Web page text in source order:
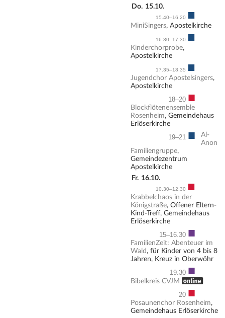
Do. 15.10.
15.40–16.20 ■
MiniSingers, Apostelkirche
16.30–17.30 ■
Kinderchorprobe,
Apostelkirche
17.35–18.35 ■
Jugendchor Apostelsingers,
Apostelkirche
18–20 ■
Blockflötenensemble
Rosenheim, Gemeindehaus
Erlöserkirche
19–21 ■
Al-
Anon
Familiengruppe,
Gemeindezentrum
Apostelkirche
Fr. 16.10.
10.30–12.30 ■
Krabbelchaos in der
Königstraße, Offener Eltern-
Kind-Treff, Gemeindehaus
Erlöserkirche
15–16.30 ■
FamilienZeit: Abenteuer im
Wald, für Kinder von 4 bis 8
Jahren, Kreuz in Oberwöhr
19.30 ■
Bibelkreis CVJM
, ONLINE
20 ■
Posaunenchor Rosenheim,
Gemeindehaus Erlöserkirche